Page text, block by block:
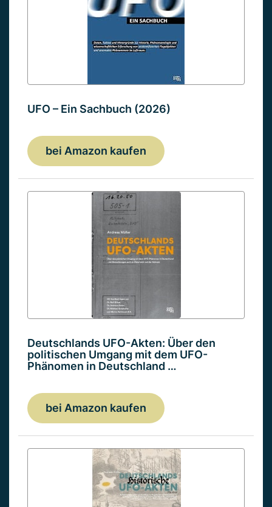
UFO – Ein Sachbuch (2026)
bei Amazon kaufen
Deutschlands UFO-Akten: Über den
politischen Umgang mit dem UFO-
Phänomen in Deutschland …
bei Amazon kaufen